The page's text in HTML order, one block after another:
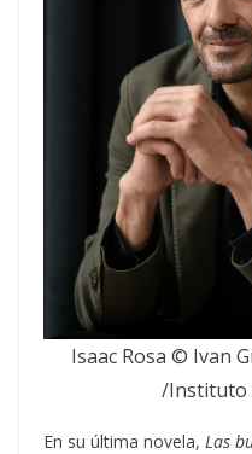
Isaac Rosa © Ivan
/Instituto
En su última novela, Las